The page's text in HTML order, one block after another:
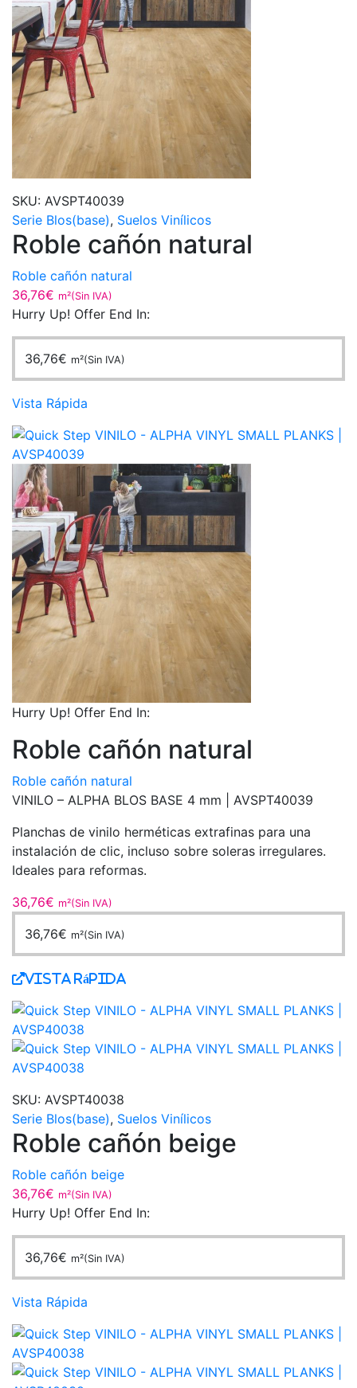
SKU: AVSPT40039
Serie Blos(base), Suelos Vinílicos
Roble cañón natural
Roble cañón natural
36,76€ m²(Sin IVA)
Hurry Up! Offer End In:
36,76€ m²(Sin IVA)
Vista Rápida
Hurry Up! Offer End In:
Roble cañón natural
Roble cañón natural
VINILO – ALPHA BLOS BASE 4 mm |
AVSPT40039
Planchas de vinilo herméticas extrafinas para una
instalación de clic, incluso sobre soleras irregulares.
Ideales para reformas.
36,76€ m²(Sin IVA)
36,76€ m²(Sin IVA)
Vista Rápida
SKU: AVSPT40038
Serie Blos(base), Suelos Vinílicos
Roble cañón beige
Roble cañón beige
36,76€ m²(Sin IVA)
Hurry Up! Offer End In:
36,76€ m²(Sin IVA)
Vista Rápida